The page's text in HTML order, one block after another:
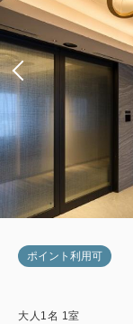
ポイント利用可
大人 1 名 1 室